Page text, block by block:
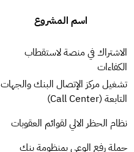
اسم المشروع
الاشتراك في منصة لاستقطاب
الكفاءات
تشغيل مركز الإتصال البنك والجهات
التابعة (Call Center)
نظام الحظر الالي لقوائم العقوبات
حملة رفع الوعي بمنظومة بنك